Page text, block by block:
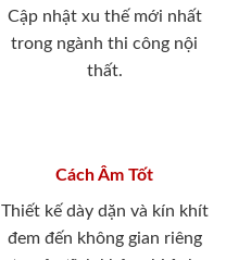
Cập nhật xu thế mới nhất
trong ngành thi công nội
thất.
Cách Âm Tốt
Thiết kế dày dặn và kín khít
đem đến không gian riêng